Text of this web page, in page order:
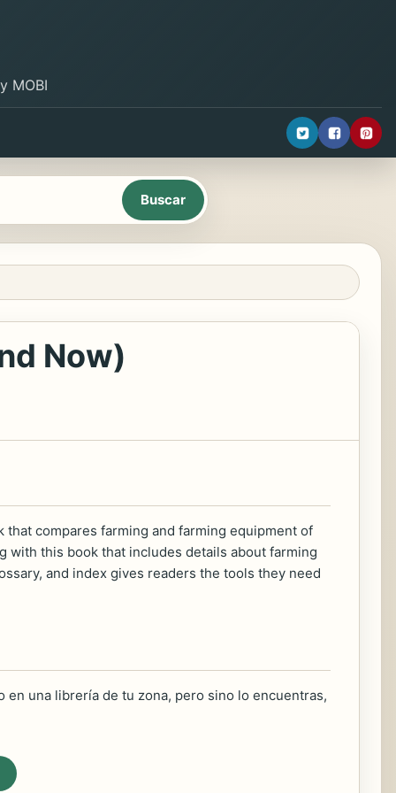
MOBI
Now)
that compares farming and farming equipment of
with this book that includes details about farming
and index gives readers the tools they need
una librería de tu zona, pero sino lo encuentras,